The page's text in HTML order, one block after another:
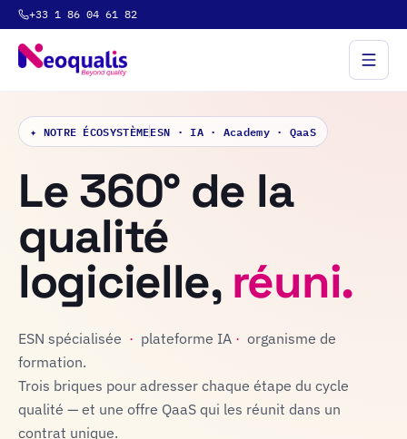
+33 1 86 04 61 82
✦ NOTRE ÉCOSYSTÈMEESN · IA · Academy · QaaS
Le 360° de la
qualité
logicielle, réuni.
ESN spécialisée · plateforme IA · organisme de
formation.
Trois briques pour adresser chaque étape du cycle
qualité — et une offre QaaS qui les réunit dans un
contrat unique.